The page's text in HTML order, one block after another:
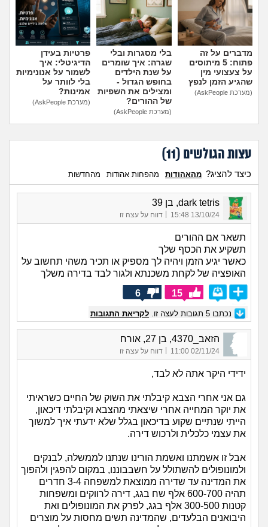
מדברים על זה
פתוח: 5 מיתוסים
על צעצועי מין
שהגיע הזמן לנפץ
(מערכת AskPeople)
בלי מסגרות ובלי
שגרה: איך שומרים
על שנת הילדים
בחופש הגדול -
ומצילים את השפיות
של ההורים?
(מערכת AskPeople)
פרטיות בעידן
הדיגיטלי: איך
לשמור על אנונימיות
בלי לוותר על
אמינות?
(מערכת AskPeople)
עצות הגולשים (11
)
כיצד להציג? מהאהודות מהפחות אהודות מהחדשות
dark tetris, בן 39
13/10/24 15:48
| דווח על עצה זו
תשאר אם ההורים
תשקיע את הכסף שלך
כאשר יגיע הזמן ויהיה לך מספיק או תכיר משהי תחשוב על
האופציה של לקחת משכנתא ולגור לבד בדירה משלך
15
6
נכתבו 5 תגובות לעצה זו. לקריאת התגובות
הזאב_4370, בן 27, אורח
02/11/24 11:00 דווח על עצה זו
ידידי היקר אתה לא לבד,
גם אני אחרי הצבא קיבלתי את השוק של החיים כשראיתי
את יוקר המחייה אחרי שיצאתי מהצבא וקיבלתי דיכאון,
הייתי שנתיים שקוע בדיכאון בגלל שלא ידעתי איך למשוך
את עצמי כלכלית ולרכוש דירה.
אבל זו אשמתנו ואשמת הורינו שנתנו לממשלה, לבנקים
ולמונופולים להשתולל על חשבבוננו, במקום להפגין ולהפוך
את המדינה עד שדירה ממוצאת למשפחה 3-4 חדרים
תהיה 600-700 אלף שח בגג, דירה לרווקים ומשפחות
קטנות 300-500 אלף בגג, לפרק את המונופולים ואת
היבואנים הבלעדים, שהמדינה תשים מחסות על מוצרים